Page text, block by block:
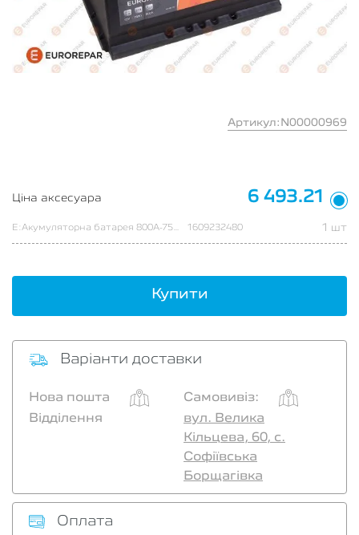
Артикул:N00000969
Ціна аксесуара 6 493.21
E:Акумуляторна батарея 800A-75AH 1609232480 1 шт
Купити
Варіанти доставки
Нова пошта
Самовивіз:
Відділення
вул. Велика
Кільцева, 60, с.
Софіївська
Борщагівка
Оплата